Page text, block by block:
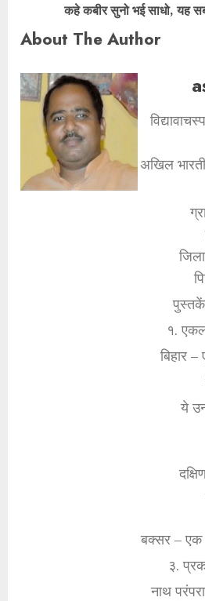
कहे कबीर सुनो भई साधो, यह
About The Author
अखिल
पुस्तकें
१.
बिहार
ये
बक्सर –
३.
नाथ